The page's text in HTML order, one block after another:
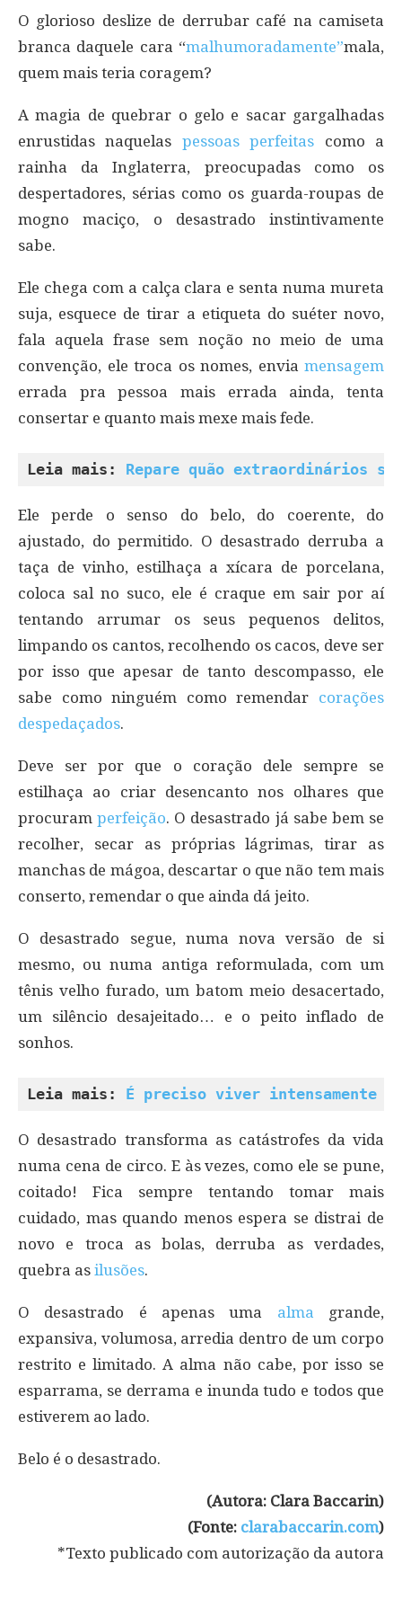
O glorioso deslize de derrubar café na camiseta
branca daquele cara “malhumoradamente”mala,
quem mais teria coragem?
A magia de quebrar o gelo e sacar gargalhadas
enrustidas naquelas pessoas perfeitas como a
rainha da Inglaterra, preocupadas como os
despertadores, sérias como os guarda-roupas de
mogno maciço, o desastrado instintivamente
sabe.
Ele chega com a calça clara e senta numa mureta
suja, esquece de tirar a etiqueta do suéter novo,
fala aquela frase sem noção no meio de uma
convenção, ele troca os nomes, envia mensagem
errada pra pessoa mais errada ainda, tenta
consertar e quanto mais mexe mais fede.
Leia mais: Repare quão extraordinários
Ele perde o senso do belo, do coerente, do
ajustado, do permitido. O desastrado derruba a
taça de vinho, estilhaça a xícara de porcelana,
coloca sal no suco, ele é craque em sair por aí
tentando arrumar os seus pequenos delitos,
limpando os cantos, recolhendo os cacos, deve ser
por isso que apesar de tanto descompasso, ele
sabe como ninguém como remendar corações
despedaçados.
Deve ser por que o coração dele sempre se
estilhaça ao criar desencanto nos olhares que
procuramperfeição. O desastrado já sabe bem se
recolher, secar as próprias lágrimas, tirar as
manchas de mágoa, descartar o que não tem mais
conserto, remendar o que ainda dá jeito.
O desastrado segue, numa nova versão de si
mesmo, ou numa antiga reformulada, com um
tênis velho furado, um batom meio desacertado,
um silêncio desajeitado… e o peito inflado de
sonhos.
Leia mais: É preciso viver intensamente
O desastrado transforma as catástrofes da vida
numa cena de circo. E às vezes, como ele se pune,
coitado! Fica sempre tentando tomar mais
cuidado, mas quando menos espera se distrai de
novo e troca as bolas, derruba as verdades,
quebra as ilusões.
O desastrado é apenas uma alma grande,
expansiva, volumosa, arredia dentro de um corpo
restrito e limitado. A alma não cabe, por isso se
esparrama, se derrama e inunda tudo e todos que
estiverem ao lado.
Belo é o desastrado.
(Autora: Clara Baccarin)
(Fonte: clarabaccarin.com)
*Texto publicado com autorização da autora